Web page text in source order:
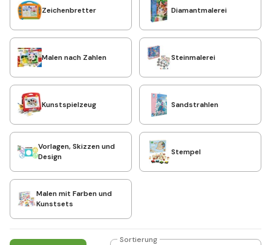
Zeichenbretter Diamantmalerei
Malen nach Zahlen Steinmalerei
Kunstspielzeug Sandstrahlen
Vorlagen, Skizzen und
Design
Stempel
Malen mit Farben und
Kunstsets
Sortierung